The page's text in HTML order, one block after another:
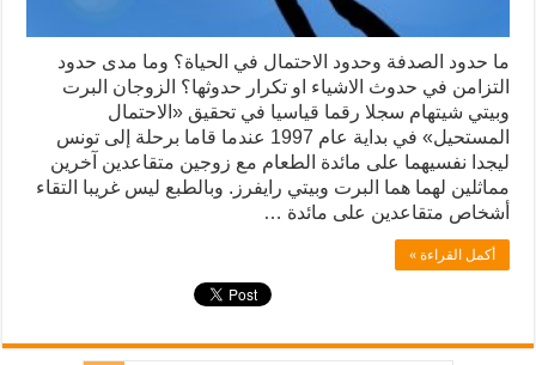
ما حدود الصدفة وحدود الاحتمال في الحياة؟ وما مدى حدود
التزامن في حدوث الاشياء او تكرار حدوثها؟ الزوجان البرت
وبيتي شيتهام سجلا رقما قياسيا في تحقيق «الاحتمال
المستحيل» في بداية عام 1997 عندما قاما برحلة إلى تونس
ليجدا نفسيهما على مائدة الطعام مع زوجين متقاعدين آخرين
مماثلين لهما هما البرت وبيتي رايفرز. وبالطبع ليس غريبا التقاء
أشخاص متقاعدين على مائدة …
أكمل القراءة »